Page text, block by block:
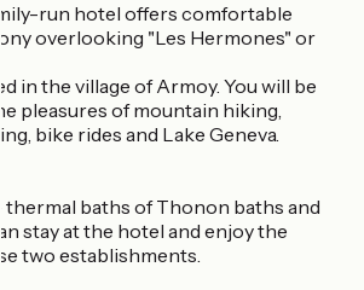
run hotel offers comfortable
overlooking "Les Hermones" or
in the village of Armoy. You will be
pleasures of mountain hiking,
bike rides and Lake Geneva.
thermal baths of Thonon baths and
stay at the hotel and enjoy the
two establishments.